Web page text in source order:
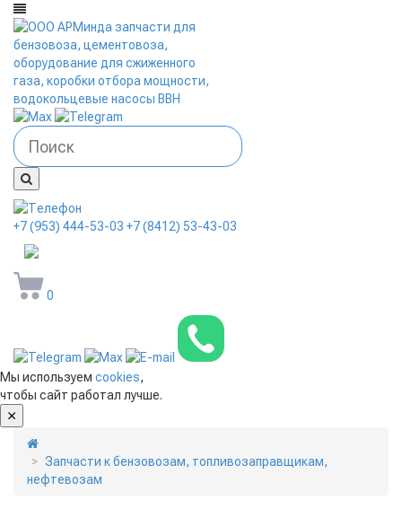
+7 (953) 444-53-03 +7 (8412) 53-43-03
0
Мы используем cookies,
чтобы сайт работал лучше.
Запчасти к бензовозам, топливозаправщикам,
нефтевозам